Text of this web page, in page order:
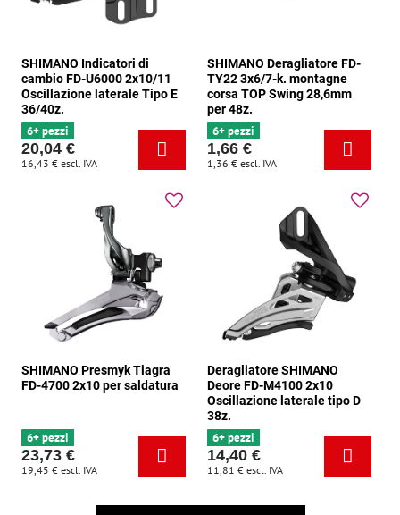
SHIMANO Indicatori di
cambio FD-U6000 2x10/11
Oscillazione laterale Tipo E
36/40z.
6+ pezzi
20,04 €
16,43 € escl. IVA
SHIMANO Deragliatore FD-
TY22 3x6/7-k. montagne
corsa TOP Swing 28,6mm
per 48z.
6+ pezzi
1,66 €
1,36 € escl. IVA
SHIMANO Presmyk Tiagra
FD-4700 2x10 per saldatura
6+ pezzi
23,73 €
19,45 € escl. IVA
Deragliatore SHIMANO
Deore FD-M4100 2x10
Oscillazione laterale tipo D
38z.
6+ pezzi
14,40 €
11,81 € escl. IVA